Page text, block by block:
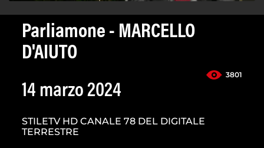
Parliamone - MARCELLO
D'AIUTO
3801
14 marzo 2024
STILETV HD CANALE 78 DEL DIGITALE
TERRESTRE